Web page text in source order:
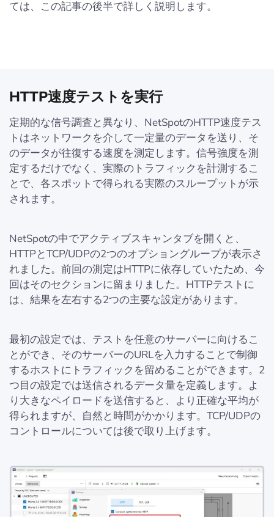
ては、この記事の後半で詳しく説明します。
HTTP速度テストを実行
定期的な信号調査と異なり、NetSpotのHTTP速度テス
トはネットワークを介して一定量のデータを送り、そ
のデータが往復する速度を測定します。信号強度を測
定するだけでなく、実際のトラフィックを計測するこ
とで、各スポットで得られる実際のスループットが示
されます。
NetSpotの中でアクティブスキャンタブを開くと、
HTTPとTCP/UDPの2つのオプショングループが表示さ
れました。前回の測定はHTTPに依存していたため、今
回はそのセクションに留まりました。HTTPテストに
は、結果を左右する2つの主要な設定があります。
最初の設定では、テストを任意のサーバーに向けるこ
とができ、そのサーバーのURLを入力することで制御
するホストにトラフィックを留めることができます。2
つ目の設定では送信されるデータ量を定義します。よ
り大きなペイロードを送信すると、より正確な平均が
得られますが、自然と時間がかかります。TCP/UDPの
コントロールについては後で取り上げます。